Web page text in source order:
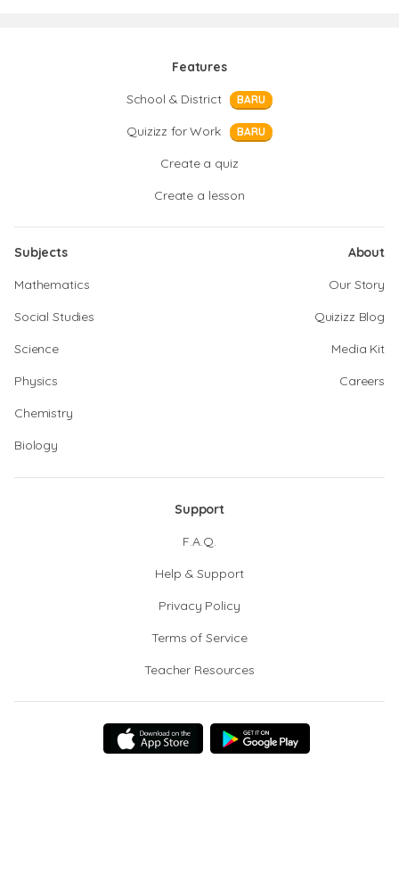
Features
School & District
BARU
Quizizz for Work BARU
Create a quiz
Create a lesson
Subjects
Mathematics
Social Studies
Science
Physics
Chemistry
Biology
About
Our Story
Quizizz Blog
Media Kit
Careers
Support
F.A.Q.
Help & Support
Privacy Policy
Terms of Service
Teacher Resources